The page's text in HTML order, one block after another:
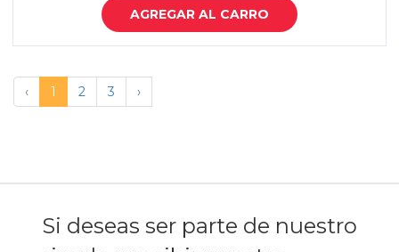
AGREGAR AL CARRO
‹ 1 2 3 ›
Si deseas ser parte de nuestro